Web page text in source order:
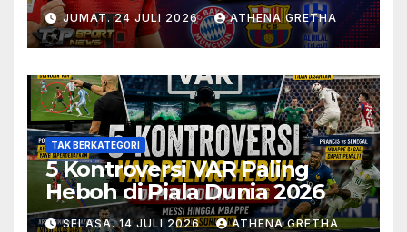
JUMAT. 24 JULI 2026 ATHENA GRETHA
TAK BERKATEGORI
5 Kontroversi VAR Paling
Heboh di Piala Dunia 2026
SELASA. 14 JULI 2026 ATHENA GRETHA